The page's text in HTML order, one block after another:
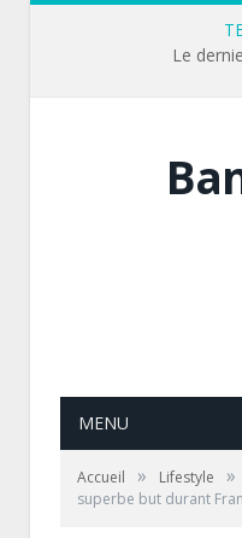
Le
MENU
Accueil » Lifestyle »
superbe but durant